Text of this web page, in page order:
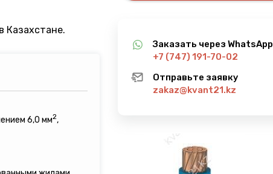
Казахстане.
6,0 мм2,
Заказать через WhatsApp
+7 (747) 191-70-02
Отправьте заявку
zakaz@kvant21.kz